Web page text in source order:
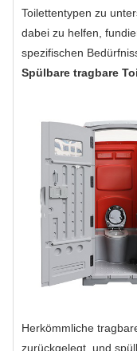
Toilettentypen zu
dabei zu helfen,
spezifischen
Spülbare tragbare
Herkömmliche
zurückgelegt, und